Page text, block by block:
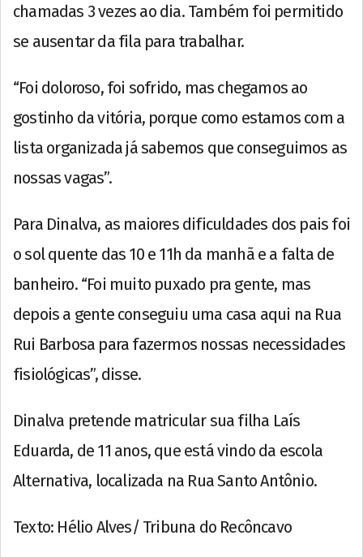
chamadas 3 vezes ao dia. Também foi permitido
se ausentar da fila para trabalhar.
“Foi doloroso, foi sofrido, mas chegamos ao
gostinho da vitória, porque como estamos com a
lista organizada já sabemos que conseguimos as
nossas vagas”.
Para Dinalva, as maiores dificuldades dos pais foi
o sol quente das 10 e 11h da manhã e a falta de
banheiro. “Foi muito puxado pra gente, mas
depois a gente conseguiu uma casa aqui na Rua
Rui Barbosa para fazermos nossas necessidades
fisiológicas”, disse.
Dinalva pretende matricular sua filha Laís
Eduarda, de 11 anos, que está vindo da escola
Alternativa, localizada na Rua Santo Antônio.
Texto: Hélio Alves/ Tribuna do Recôncavo